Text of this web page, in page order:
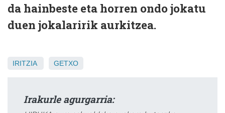
da hainbeste eta horren ondo jokatu
duen jokalaririk aurkitzea.
IRITZIA GETXO
Irakurle agurgarria: